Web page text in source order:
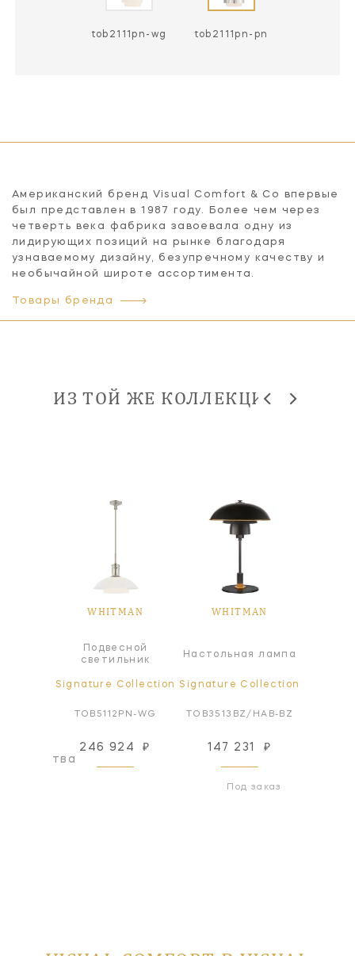
tob2111pn-wg tob2111pn-pn
Американский бренд Visual Comfort & Co впервые
был представлен в 1987 году. Более чем через
четверть века фабрика завоевала одну из
лидирующих позиций на рынке благодаря
узнаваемому дизайну, безупречному качеству и
необычайной широте ассортимента.
Товары бренда
ИЗ ТОЙ ЖЕ КОЛЛЕКЦИИ
WHITMAN
Подвесной
светильник
Signature Collection
TOB5112PN-WG
246 924 ₽
WHITMAN
Настольная лампа
Signature Collection
TOB3513BZ/HAB-BZ
147 231 ₽
Под заказ